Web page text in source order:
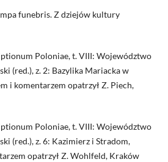
funebris. Z dziejów kultury
Poloniae, t. VIII: Województwo
(red.), z. 2: Bazylika Mariacka w
i komentarzem opatrzył Z. Piech,
Poloniae, t. VIII: Województwo
(red.), z. 6: Kazimierz i Stradom,
opatrzył Z. Wohlfeld, Kraków